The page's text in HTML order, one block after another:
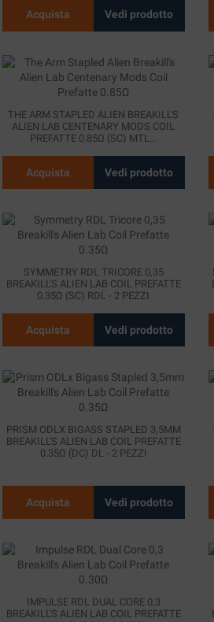
Acquista Vedi prodotto
THE ARM STAPLED ALIEN BREAKILL'S
ALIEN LAB CENTENARY MODS COIL
PREFATTE 0.85Ω (SC) MTL...
Acquista Vedi prodotto
SYMMETRY RDL TRICORE 0,35
BREAKILL'S ALIEN LAB COIL PREFATTE
0.35Ω (SC) RDL - 2 PEZZI
Acquista Vedi prodotto
PRISM ODLX BIGASS STAPLED 3,5MM
BREAKILL'S ALIEN LAB COIL PREFATTE
0.35Ω (DC) DL - 2 PEZZI
Acquista Vedi prodotto
IMPULSE RDL DUAL CORE 0,3
BREAKILL'S ALIEN LAB COIL PREFATTE